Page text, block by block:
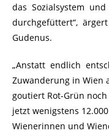
das Sozialsystem
durchgefüttert“, ärgert
Gudenus.
„Anstatt endlich
Zuwanderung in Wien
goutiert Rot-Grün
jetzt wenigstens 12.000
Wienerinnen und